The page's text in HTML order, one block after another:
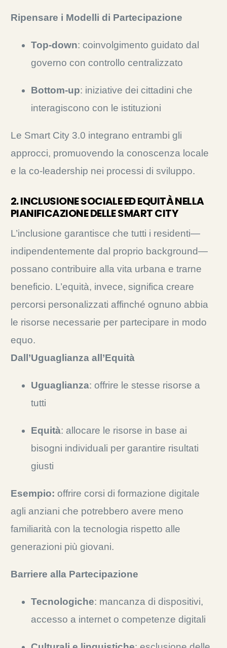
Ripensare i Modelli di Partecipazione
Top-down: coinvolgimento guidato dal
governo con controllo centralizzato
Bottom-up: iniziative dei cittadini che
interagiscono con le istituzioni
Le Smart City 3.0 integrano entrambi gli
approcci, promuovendo la conoscenza locale
e la co-leadership nei processi di sviluppo.
2. INCLUSIONE SOCIALE ED EQUITÀ NELLA
PIANIFICAZIONE DELLE SMART CITY
L’inclusione garantisce che tutti i residenti—
indipendentemente dal proprio background—
possano contribuire alla vita urbana e trarne
beneficio. L’equità, invece, significa creare
percorsi personalizzati affinché ognuno abbia
le risorse necessarie per partecipare in modo
equo.
Dall’Uguaglianza all’Equità
Uguaglianza: offrire le stesse risorse a
tutti
Equità: allocare le risorse in base ai
bisogni individuali per garantire risultati
giusti
Esempio: offrire corsi di formazione digitale
agli anziani che potrebbero avere meno
familiarità con la tecnologia rispetto alle
generazioni più giovani.
Barriere alla Partecipazione
Tecnologiche: mancanza di dispositivi,
accesso a internet o competenze digitali